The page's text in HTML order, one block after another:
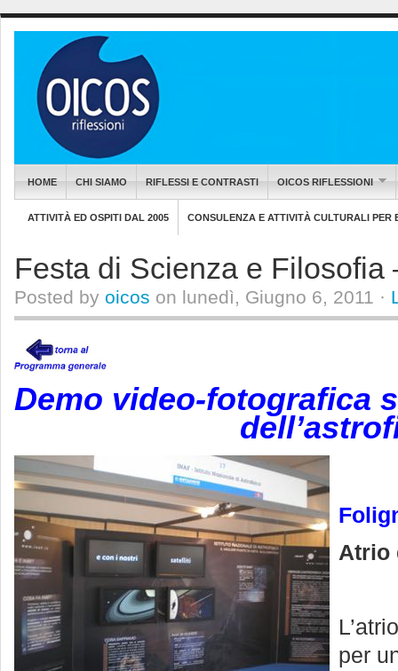
HOME CHI SIAMO RIFLESSI E CONTRASTI OICOS RIFLESSIONI
ATTIVITÀ ED OSPITI DAL 2005 CONSULENZA E ATTIVITÀ CULTURALI PER
Festa di Scienza e Filosofia
Posted by oicos on lunedì, Giugno 6, 2011 ·
Demo video-fotografica
Atrio
per